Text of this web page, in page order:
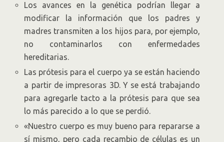
Los avances en la genética podrían llegar a
modificar la información que los padres y
madres transmiten a los hijos para, por ejemplo,
no contaminarlos con enfermedades
hereditarias.
Las prótesis para el cuerpo ya se están haciendo
a partir de impresoras 3D. Y se está trabajando
para agregarle tacto a la prótesis para que sea
lo más parecido a lo que se perdió.
«Nuestro cuerpo es muy bueno para repararse a
sí mismo, pero cada recambio de células es un